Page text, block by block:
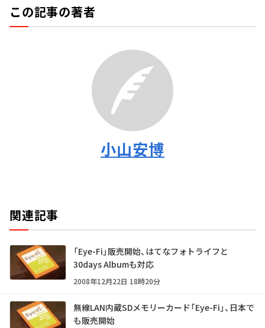
この記事の著者
小山安博
関連記事
「Eye-Fi」販売開始、はてなフォトライフと
30days Albumも対応
2008年12月22日 18時20分
無線LAN内蔵SDメモリーカード「Eye-Fi」、日本で
も販売開始